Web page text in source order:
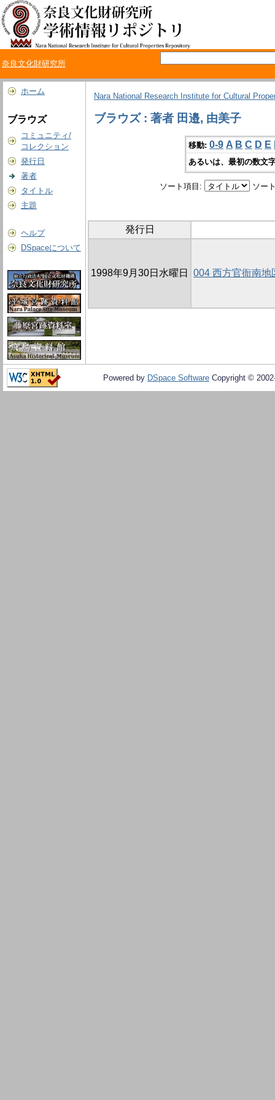
奈良文化財研究所
ホーム
ブラウズ
コミュニティ/
コレクション
発行日
著者
タイトル
主題
ヘルプ
DSpaceについて
Nara National Research Institute for Cultural
ブラウズ : 著者 田邉, 由美子
移動: 0-9 A B C D E
あるいは、最初の数文
ソート項目: ソー
発行日
1998年9月30日水曜日 004 西方官衙南地
Powered by DSpace Software Copyright ©